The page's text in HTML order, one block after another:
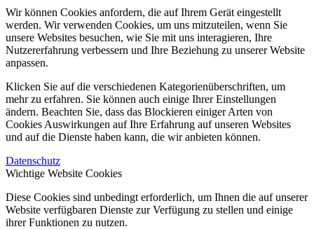
Wir können Cookies anfordern, die auf Ihrem Gerät eingestellt
werden. Wir verwenden Cookies, um uns mitzuteilen, wenn Sie
unsere Websites besuchen, wie Sie mit uns interagieren, Ihre
Nutzererfahrung verbessern und Ihre Beziehung zu unserer Website
anpassen.
Klicken Sie auf die verschiedenen Kategorienüberschriften, um
mehr zu erfahren. Sie können auch einige Ihrer Einstellungen
ändern. Beachten Sie, dass das Blockieren einiger Arten von
Cookies Auswirkungen auf Ihre Erfahrung auf unseren Websites
und auf die Dienste haben kann, die wir anbieten können.
Datenschutz
Wichtige Website Cookies
Diese Cookies sind unbedingt erforderlich, um Ihnen die auf unserer
Website verfügbaren Dienste zur Verfügung zu stellen und einige
ihrer Funktionen zu nutzen.